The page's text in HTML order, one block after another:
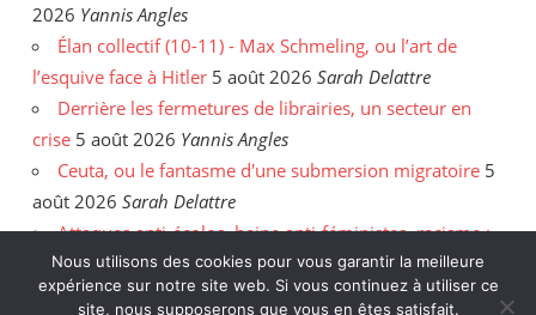
2026 Yannis Angles
Élan collectif (10-11) - Max Schmeling, ou l’art de
l’esquive face à Hitler 5 août 2026 Sarah Delattre
Derrière les fermetures de librairies, un secteur en
crise 5 août 2026 Yannis Angles
Ceuta, ou le fantasme d'une submersion migratoire 5
août 2026 Sarah Delattre
Attaques anti-écolos, haine anti-féministes, racisme :
face aux incendies, les délires de l'extrême droite 31
juillet 2026 Enzo Hanart
Nous utilisons des cookies pour vous garantir la meilleure
expérience sur notre site web. Si vous continuez à utiliser ce
site, nous supposerons que vous en êtes satisfait.